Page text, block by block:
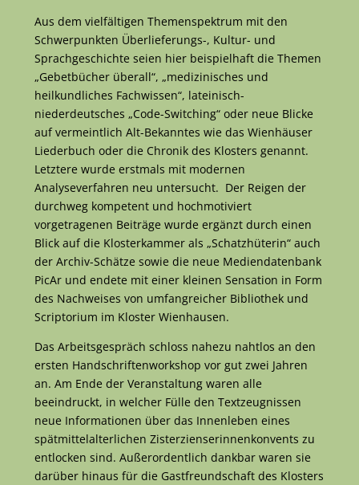
Aus dem vielfältigen Themenspektrum mit den
Schwerpunkten Überlieferungs-, Kultur- und
Sprachgeschichte seien hier beispielhaft die Themen
„Gebetbücher überall“, „medizinisches und
heilkundliches Fachwissen“, lateinisch-
niederdeutsches „Code-Switching“ oder neue Blicke
auf vermeintlich Alt-Bekanntes wie das Wienhäuser
Liederbuch oder die Chronik des Klosters genannt.
Letztere wurde erstmals mit modernen
Analyseverfahren neu untersucht. Der Reigen der
durchweg kompetent und hochmotiviert
vorgetragenen Beiträge wurde ergänzt durch einen
Blick auf die Klosterkammer als „Schatzhüterin“ auch
der Archiv-Schätze sowie die neue Mediendatenbank
PicAr und endete mit einer kleinen Sensation in Form
des Nachweises von umfangreicher Bibliothek und
Scriptorium im Kloster Wienhausen.
Das Arbeitsgespräch schloss nahezu nahtlos an den
ersten Handschriftenworkshop vor gut zwei Jahren
an. Am Ende der Veranstaltung waren alle
beeindruckt, in welcher Fülle den Textzeugnissen
neue Informationen über das Innenleben eines
spätmittelalterlichen Zisterzienserinnenkonvents zu
entlocken sind. Außerordentlich dankbar waren sie
darüber hinaus für die Gastfreundschaft des Klosters